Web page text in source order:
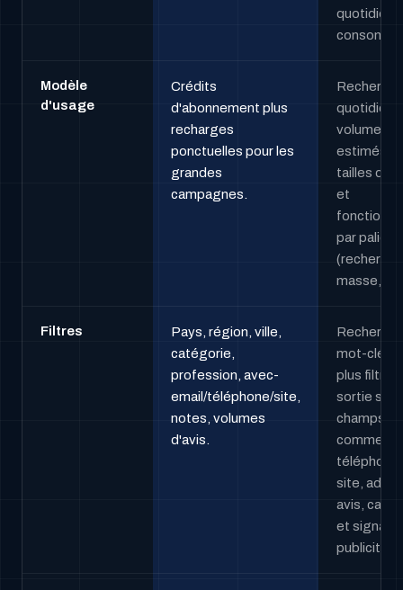
quotidien
Modèle
d'usage
Crédits
d'abonnement plus
recharges
ponctuelles pour les
grandes
campagnes.
volumes
estimés,
tailles de
et
par palier
masse,
Filtres
Pays, région, ville,
catégorie,
profession, avec-
email/téléphone/site,
notes, volumes
d'avis.
Recherche
mot-clé/
plus filtres
sortie sur
champs
comme
téléphone,
site,
avis,
et signaux